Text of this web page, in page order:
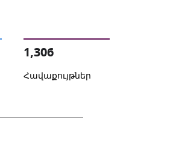
1,306
Հավաքույթներ